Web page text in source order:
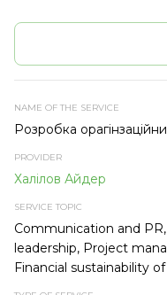
Розробка
Халілов Айдер
Communication and
leadership, Project
Financial sustainability